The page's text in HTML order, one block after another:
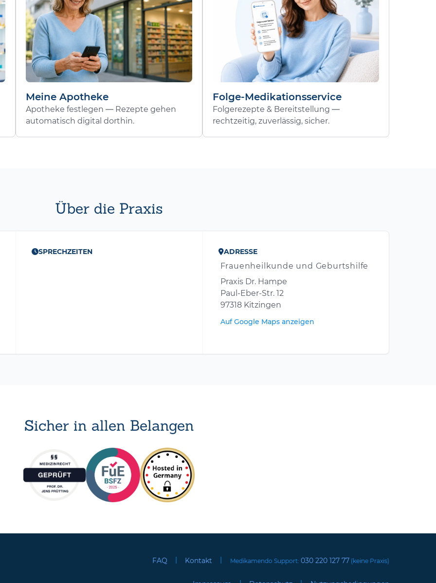
Meine Apotheke
Apotheke festlegen — Rezepte gehen
automatisch digital dorthin.
Folge-Medikationsservice
Folgerezepte & Bereitstellung —
rechtzeitig, zuverlässig, sicher.
Über die Praxis
SPRECHZEITEN ADRESSE
Frauenheilkunde und Geburtshilfe
Praxis Dr. Hampe
Paul-Eber-Str. 12
97318 Kitzingen
Auf Google Maps anzeigen
Sicher in allen Belangen
FAQ | Kontakt | Medikamendo Support: 030 220 127 77 (keine Praxis)